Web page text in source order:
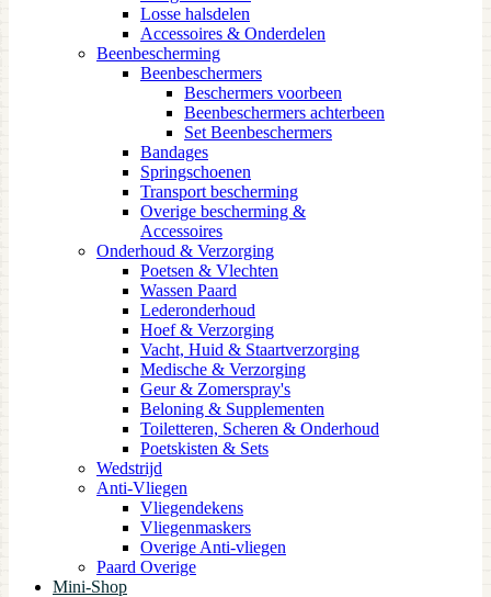
Losse halsdelen
Accessoires & Onderdelen
Beenbescherming
Beenbeschermers
Beschermers voorbeen
Beenbeschermers achterbeen
Set Beenbeschermers
Bandages
Springschoenen
Transport bescherming
Overige bescherming &
Accessoires
Onderhoud & Verzorging
Poetsen & Vlechten
Wassen Paard
Lederonderhoud
Hoef & Verzorging
Vacht, Huid & Staartverzorging
Medische & Verzorging
Geur & Zomerspray's
Beloning & Supplementen
Toiletteren, Scheren & Onderhoud
Poetskisten & Sets
Wedstrijd
Anti-Vliegen
Vliegendekens
Vliegenmaskers
Overige Anti-vliegen
Paard Overige
Mini-Shop